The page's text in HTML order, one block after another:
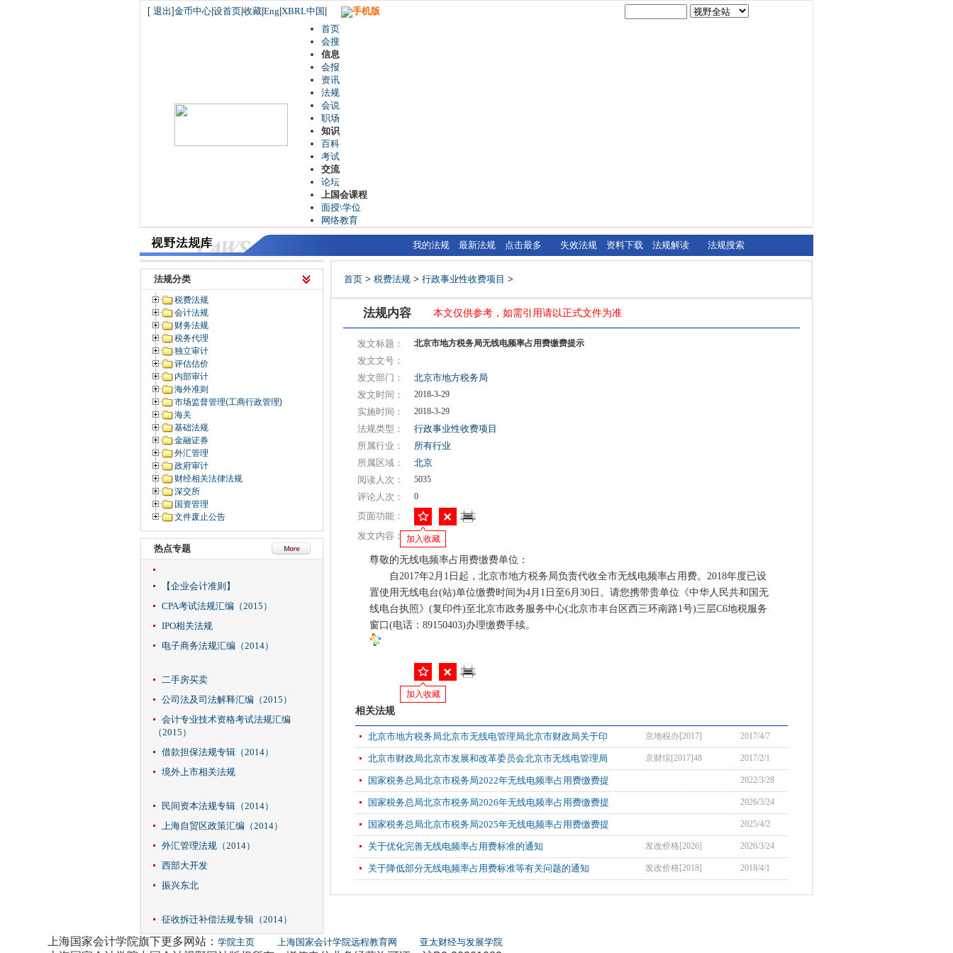
[ 退出]金币中心 设首页 收藏 Eng XBRL中国
手机版
首页
会搜
信息
会报
资讯
法规
会说
职场
知识
百科
考试
交流
论坛
上国会课程
面授\学位
网络教育
我的法规 最新法规 点击最多 失效法规 资料下载 法规解读 法规搜索
法规分类
税费法规
会计法规
财务法规
税务代理
独立审计
评估估价
内部审计
海外准则
市场监督管理(工商行政管理)
海关
基础法规
金融证券
外汇管理
政府审计
财经相关法律法规
深交所
国资管理
文件废止公告
热点专题
【企业会计准则】
CPA考试法规汇编（2015）
IPO相关法规
电子商务法规汇编（2014）
二手房买卖
公司法及司法解释汇编（2015）
会计专业技术资格考试法规汇编
（2015）
借款担保法规专辑（2014）
境外上市相关法规
民间资本法规专辑（2014）
上海自贸区政策汇编（2014）
外汇管理法规（2014）
西部大开发
振兴东北
征收拆迁补偿法规专辑（2014）
首页 > 税费法规 > 行政事业性收费项目 >
法规内容 本文仅供参考，如需引用请以正式文件为准
发文标题： 北京市地方税务局无线电频率占用费缴费提示
发文文号：
发文部门：
北京市地方税务局
发文时间：
2018-3-29
实施时间： 2018-3-29
法规类型：
行政事业性收费项目
所属行业：
所有行业
所属区域：
北京
阅读人次：
5035
评论人次： 0
页面功能：
加入收藏
发文内容：
尊敬的无线电频率占用费缴费单位：
自2017年2月1日起，北京市地方税务局负责代收全市无线电频率占用费。2018年度已设
置使用无线电台(站)单位缴费时间为4月1日至6月30日。请您携带贵单位《中华人民共和国无
线电台执照》(复印件)至北京市政务服务中心(北京市丰台区西三环南路1号)三层C6地税服务
窗口(电话：89150403)办理缴费手续。
加入收藏
相关法规
北京市地方税务局北京市无线电管理局北京市财政局关于印 京地税办[2017] 2017/4/7
北京市财政局北京市发展和改革委员会北京市无线电管理局 京财综[2017]48 2017/2/1
国家税务总局北京市税务局2022年无线电频率占用费缴费提 2022/3/28
国家税务总局北京市税务局2026年无线电频率占用费缴费提 2026/3/24
国家税务总局北京市税务局2025年无线电频率占用费缴费提 2025/4/2
关于优化完善无线电频率占用费标准的通知 发改价格[2026] 2026/3/24
关于降低部分无线电频率占用费标准等有关问题的通知 发改价格[2018] 2018/4/1
上海国家会计学院旗下更多网站： 学院主页 上海国家会计学院远程教育网 亚太财经与发展学院